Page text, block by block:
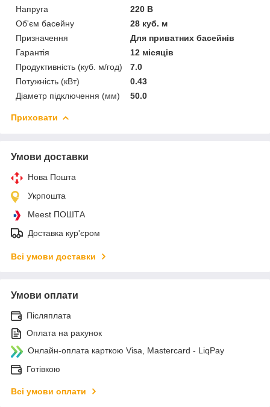
Напруга
220 В
Об'єм басейну
28 куб. м
Призначення
Для приватних басейнів
Гарантія
12 місяців
Продуктивність (куб. м/год)
7.0
Потужність (кВт)
0.43
Діаметр підключення (мм)
50.0
Приховати
Умови доставки
Нова Пошта
Укрпошта
Meest ПОШТА
Доставка кур'єром
Всі умови доставки
Умови оплати
Післяплата
Оплата на рахунок
Онлайн-оплата карткою Visa, Mastercard - LiqPay
Готівкою
Всі умови оплати